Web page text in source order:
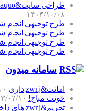
طراحی سایت&laquo;شرکت بتن میکس&raquo;
۱۴۰۴/۱۰/۰۸
طرح توجیهی انجام
طرح توجیهی انجام
طرح توجیهی انجام
طرح توجیهی انجام
سامانه میدون
امانت&zwnj;داری
خونت مباح! ۱۴۰۳/
تحریم&zwnj;های داخلی